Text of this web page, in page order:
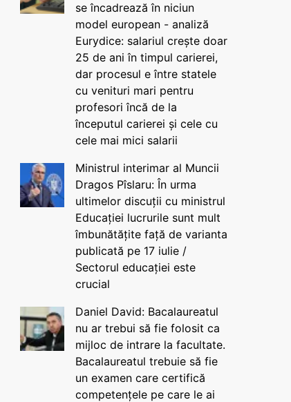
se încadrează în niciun
model european - analiză
Eurydice: salariul crește doar
25 de ani în timpul carierei,
dar procesul e între statele
cu venituri mari pentru
profesori încă de la
începutul carierei și cele cu
cele mai mici salarii
Ministrul interimar al Muncii
Dragos Pîslaru: În urma
ultimelor discuții cu ministrul
Educației lucrurile sunt mult
îmbunătățite față de varianta
publicată pe 17 iulie /
Sectorul educației este
crucial
Daniel David: Bacalaureatul
nu ar trebui să fie folosit ca
mijloc de intrare la facultate.
Bacalaureatul trebuie să fie
un examen care certifică
competențele pe care le ai